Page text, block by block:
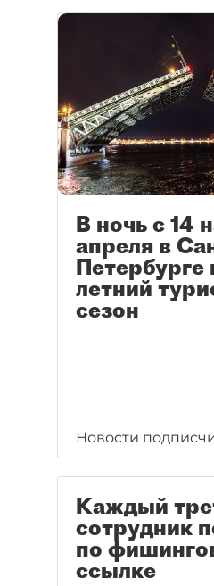
В ночь с 14
апреля в
Петербурге
летний
сезон
Новости
Каждый
сотрудник
по
ссылке